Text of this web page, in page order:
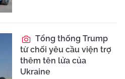
Tổng thống Trump
từ chối yêu cầu viện trợ
thêm tên lửa của
Ukraine